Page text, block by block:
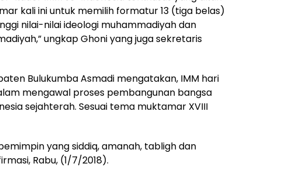
kali ini untuk memilih formatur 13 (tiga belas)
nilai-nilai ideologi muhammadiyah dan
ungkap Ghoni yang juga sekretaris
Bulukumba Asmadi mengatakan, IMM hari
mengawal proses pembangunan bangsa
sejahterah. Sesuai tema muktamar XVIII
yang siddiq, amanah, tabligh dan
Rabu, (1/7/2018).